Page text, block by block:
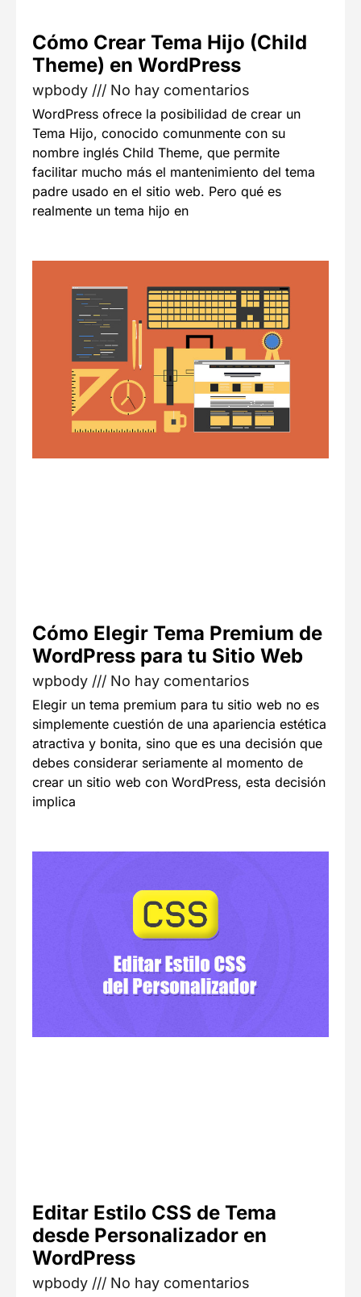
Cómo Crear Tema Hijo (Child
Theme) en WordPress
wpbody No hay comentarios
WordPress ofrece la posibilidad de crear un
Tema Hijo, conocido comunmente con su
nombre inglés Child Theme, que permite
facilitar mucho más el mantenimiento del tema
padre usado en el sitio web. Pero qué es
realmente un tema hijo en
Cómo Elegir Tema Premium de
WordPress para tu Sitio Web
wpbody No hay comentarios
Elegir un tema premium para tu sitio web no es
simplemente cuestión de una apariencia estética
atractiva y bonita, sino que es una decisión que
debes considerar seriamente al momento de
crear un sitio web con WordPress, esta decisión
implica
Editar Estilo CSS de Tema
desde Personalizador en
WordPress
wpbody No hay comentarios